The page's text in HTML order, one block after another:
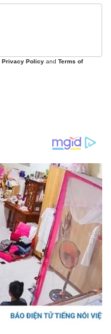
Privacy Policy and Terms of